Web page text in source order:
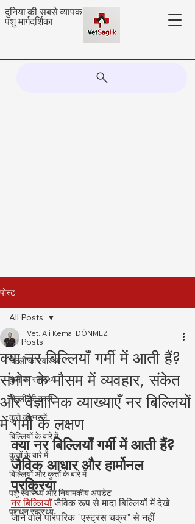
दुनिया की सबसे व्यापक
पशु मार्गदर्शिका
पोस्ट
All Posts
बिल्ली का स्वास्थ्य
कुत्ते का स्वास्थ्य
बिल्ली की नस्लें
कुत्ते की नस्लें
बिल्लियों के बारे में
कुत्तों के बारे में
बिल्लियों और कुत्तों के बारे में
पशु स्वास्थ्य और नियामकीय अपडेट
पशुधन स्वास्थ्य
All Posts
क्या नर बिल्लियाँ गर्मी में आती हैं?
संभोग के मौसम में व्यवहार, संकेत
और वैज्ञानिक व्याख्याएँ नर बिल्लियों
में गर्मी के लक्षण
Vet. Ali Kemal DÖNMEZ
क्या नर बिल्लियाँ गर्मी में आती हैं?
जैविक आधार और हार्मोनल
प्रक्रिया
नर बिल्लियाँ जैविक रूप से मादा बिल्लियों में देखे
जाने वाले पारंपरिक "एस्ट्रस चक्र" से नहीं